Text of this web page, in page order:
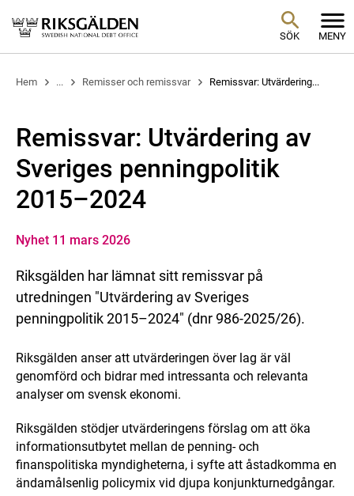
SÖK MENY
Hem ... Remisser och remissvar Remissvar: Utvärdering...
Remissvar: Utvärdering av
Sveriges penningpolitik
2015–2024
Nyhet 11 mars 2026
Riksgälden har lämnat sitt remissvar på
utredningen "Utvärdering av Sveriges
penningpolitik 2015–2024" (dnr 986-2025/26).
Riksgälden anser att utvärderingen över lag är väl
genomförd och bidrar med intressanta och relevanta
analyser om svensk ekonomi.
Riksgälden stödjer utvärderingens förslag om att öka
informationsutbytet mellan de penning- och
finanspolitiska myndigheterna, i syfte att åstadkomma en
ändamålsenlig policymix vid djupa konjunkturnedgångar.